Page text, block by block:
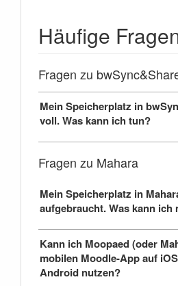
Häufige
Fragen zu
Mein Speicherplatz in
voll. Was kann ich tun?
Fragen zu Mahara
Mein Speicherplatz in
aufgebraucht. Was kann ich
Kann ich Moopaed (oder
mobilen Moodle-App auf
Android nutzen?